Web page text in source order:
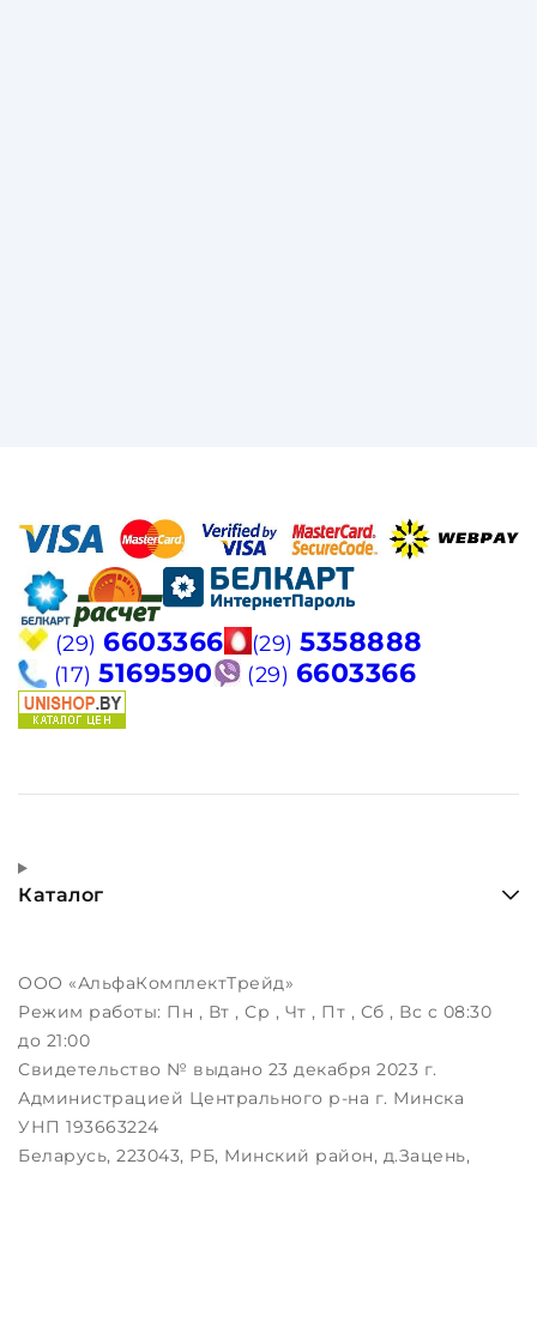
(29) 6603366 (29) 5358888
(17) 5169590 (29) 6603366
Каталог
ООО «АльфаКомплектТрейд»
Режим работы: Пн , Вт , Ср , Чт , Пт , Сб , Вс c 08:30
до 21:00
Свидетельство № выдано 23 декабря 2023 г.
Администрацией Центрального р-на г. Минска
УНП 193663224
Беларусь, 223043, РБ, Минский район, д.Зацень,